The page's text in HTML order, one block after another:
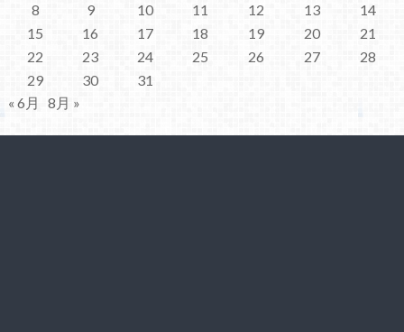
8
9 10 11 12 13
14
15
16 17 18 19 20
21
22
23 24 25 26 27
28
29
30
31
« 6月
8月 »